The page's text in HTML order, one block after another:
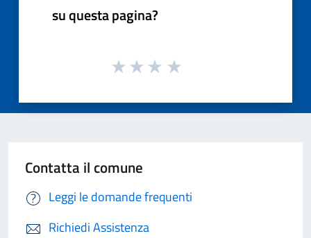
su questa pagina?
Contatta il comune
Leggi le domande frequenti
Richiedi Assistenza